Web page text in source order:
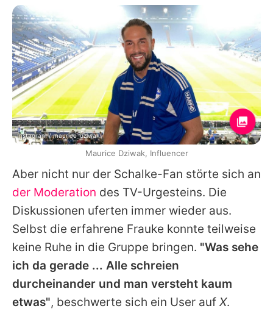
Aber nicht nur der Schalke-Fan störte sich an
der Moderation des TV-Urgesteins. Die
Diskussionen uferten immer wieder aus.
Selbst die erfahrene Frauke konnte teilweise
keine Ruhe in die Gruppe bringen. "Was sehe
ich da gerade ... Alle schreien
durcheinander und man versteht kaum
etwas", beschwerte sich ein User auf X.
Instagram / maurice_dziwak
Maurice Dziwak, Influencer